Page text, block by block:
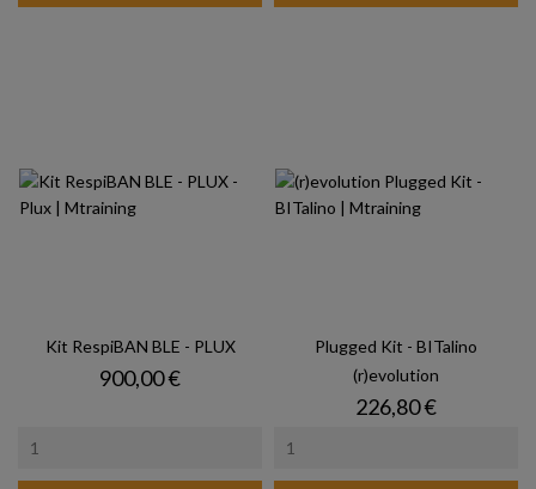
Kit RespiBAN BLE - PLUX
Prix
900,00 €
Plugged Kit - BITalino
(r)evolution
Prix
226,80 €